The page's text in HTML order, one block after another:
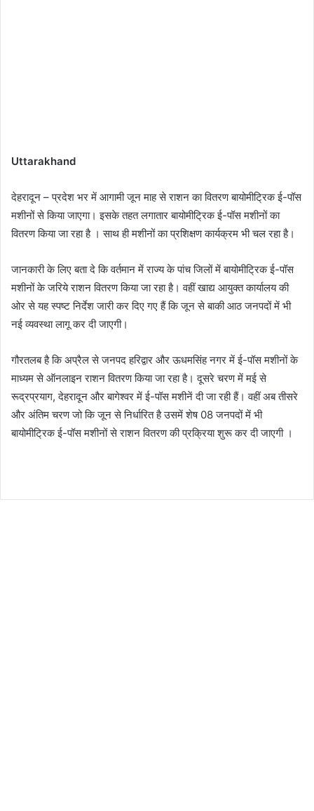
Uttarakhand
देहरादून – प्रदेश भर में आगामी जून माह से राशन का वितरण बायोमीट्रिक ई-पॉस
मशीनों से किया जाएगा। इसके तहत लगातार बायोमीट्रिक ई-पॉस मशीनों का
वितरण किया जा रहा है । साथ ही मशीनों का प्रशिक्षण कार्यक्रम भी चल रहा है।
जानकारी के लिए बता दे कि वर्तमान में राज्य के पांच जिलों में बायोमीट्रिक ई-पॉस
मशीनों के जरिये राशन वितरण किया जा रहा है। वहीं खाद्य आयुक्त कार्यालय की
ओर से यह स्पष्ट निर्देश जारी कर दिए गए हैं कि जून से बाकी आठ जनपदों में भी
नई व्यवस्था लागू कर दी जाएगी।
गौरतलब है कि अप्रैल से जनपद हरिद्वार और ऊधमसिंह नगर में ई-पॉस मशीनों के
माध्यम से ऑनलाइन राशन वितरण किया जा रहा है। दूसरे चरण में मई से
रूद्रप्रयाग, देहरादून और बागेश्वर में ई-पॉस मशीनें दी जा रही हैं। वहीं अब तीसरे
और अंतिम चरण जो कि जून से निर्धारित है उसमें शेष 08 जनपदों में भी
बायोमीट्रिक ई-पॉस मशीनों से राशन वितरण की प्रक्रिया शुरू कर दी जाएगी ।